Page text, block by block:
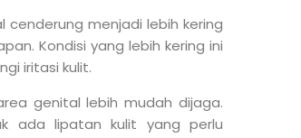
menjadi lebih kering
Kondisi yang lebih kering ini
iritasi kulit.
genital lebih mudah dijaga.
ada lipatan kulit yang perlu